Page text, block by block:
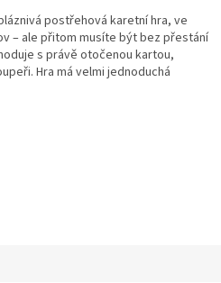
postřehová karetní hra, ve
– ale přitom musíte být bez přestání
s právě otočenou kartou,
Hra má velmi jednoduchá